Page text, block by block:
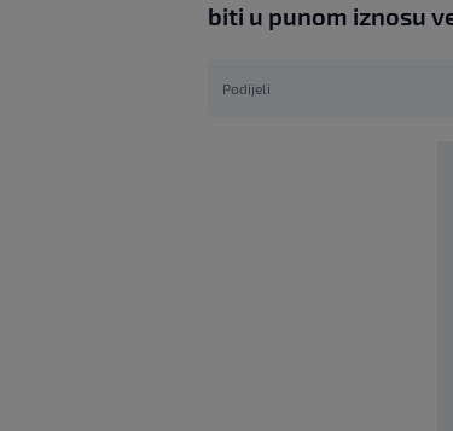
biti u punom iznosu
Podijeli